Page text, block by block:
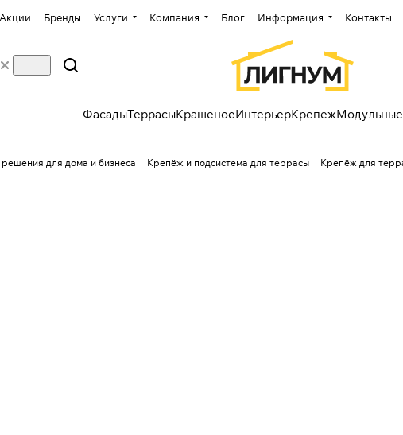
Акции Бренды Услуги Компания Блог Информация Контакты
ФасадыТеррасыКрашеноеИнтерьерКрепеж
для дома и бизнеса Крепёж и подсистема для террасы Крепёж для